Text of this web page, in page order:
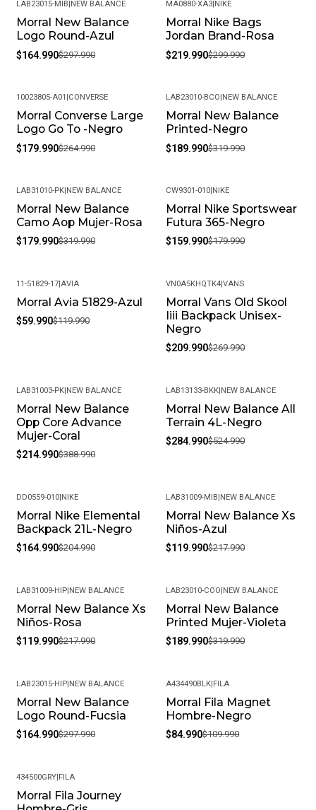
-45%
LAB23015-MIB NEW BALANCE
Morral New Balance
Logo Round-Azul
$164.990$297.990
-27%
MA0880-XA3 NIKE
Morral Nike Bags
Jordan Brand-Rosa
$219.990$299.990
-32%
10023805-A01 CONVERSE
Morral Converse Large
Logo Go To -Negro
$179.990$264.990
-41%
LAB23010-BCO NEW BALANCE
Morral New Balance
Printed-Negro
$189.990$319.990
-44%
LAB31010-PK| NEW BALANCE
Morral New Balance
Camo Aop Mujer-Rosa
$179.990$319.990
-11%
CW9301-010 NIKE
Morral Nike Sportswear
Futura 365-Negro
$159.990$179.990
-50%
11-51829-17| AVIA
Morral Avia 51829-Azul
$59.990$119.990
-22%
VN0A5KHQTK4 |VANS
Morral Vans Old Skool
Iiii Backpack Unisex-
Negro
$209.990$269.990
-45%
LAB31003-PK| NEW BALANCE
Morral New Balance
Opp Core Advance
Mujer-Coral
$214.990$388.990
-46%
LAB13133-BKK NEW BALANCE
Morral New Balance All
Terrain 4L-Negro
$284.990$524.990
-20%
DD0559-010| NIKE
Morral Nike Elemental
Backpack 21L-Negro
$164.990$204.990
-45%
LAB31009-MIB NEW BALANCE
Morral New Balance Xs
Niños-Azul
$119.990$217.990
-45%
LAB31009-HIP| NEW BALANCE
Morral New Balance Xs
Niños-Rosa
$119.990$217.990
-41%
LAB23010-COO NEW BALANCE
Morral New Balance
Printed Mujer-Violeta
$189.990$319.990
-45%
LAB23015-HIP|NEW BALANCE
Morral New Balance
Logo Round-Fucsia
$164.990$297.990
-23%
A434490BLK|FILA
Morral Fila Magnet
Hombre-Negro
$84.990$109.990
-21%
434500GRY|FILA
Morral Fila Journey